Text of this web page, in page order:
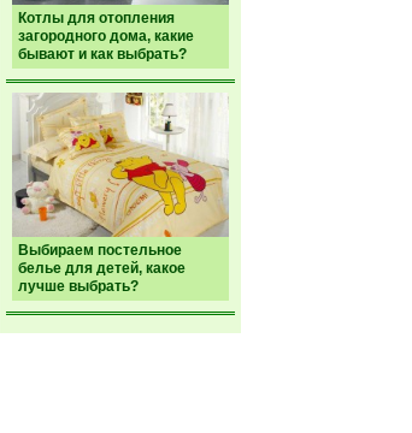
Котлы для отопления
загородного дома, какие
бывают и как выбрать?
Выбираем постельное
белье для детей, какое
лучше выбрать?